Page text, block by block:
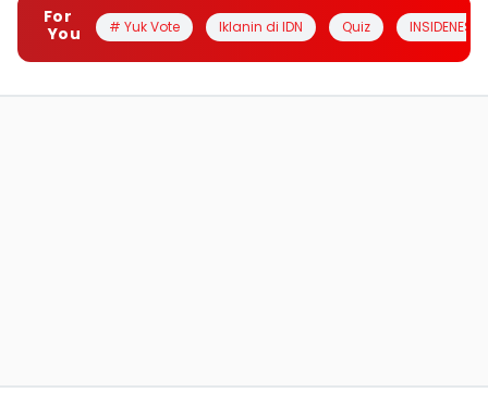
For
You
# Yuk Vote Iklanin di IDN Quiz INSIDENESIA